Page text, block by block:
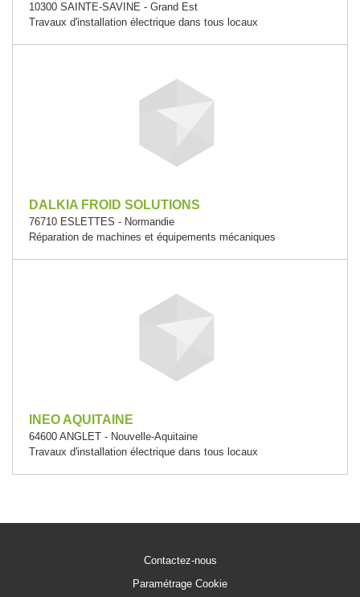
10300 SAINTE-SAVINE - Grand Est
Travaux d'installation électrique dans tous locaux
DALKIA FROID SOLUTIONS
76710 ESLETTES - Normandie
Réparation de machines et équipements mécaniques
INEO AQUITAINE
64600 ANGLET - Nouvelle-Aquitaine
Travaux d'installation électrique dans tous locaux
Contactez-nous
Paramétrage Cookie